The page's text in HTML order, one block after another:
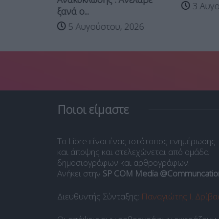
ξανά ο...
5 Αυγούστου, 2026
3
Ποιοι είμαστε
Το Libre είναι ένας ιστότοπος ενημέρωσης
και άποψης και στελεχώνεται από ομάδα
δημοσιογράφων και αρθρογράφων.
Ανήκει στην SP COM Media
Διευθυντής Σύνταξης: Παναγιώτης Ι.